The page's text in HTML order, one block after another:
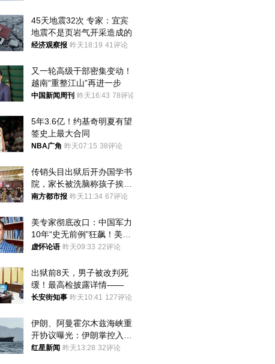
45天地震32次 专家：宜宾
地震不是页岩气开采造成的
经济观察报 昨天18:19 41评论
又一轮高级干部密集变动！
越南“重整江山”再进一步
中国新闻周刊 昨天16:43 78评论
5年3.6亿！约基奇明夏有望
签史上最大合同
NBA广角 昨天07:15 38评论
传销头目出狱后开办国学书
院，家长被洗脑称孩子挨打
才有效果
南方都市报 昨天11:34 67评论
美专家彻底改口：中国军力
10年“史无前例”狂飙！美军
真慌了
虚怀论语 昨天09:33 22评论
出狱前8天，男子被改判死
缓！最高检披露详情——
长安街知事 昨天10:41 127评论
伊朗、阿曼霍尔木兹海峡重
开协议曝光：伊朗掌控入湾
航道，与阿曼平分“服务费”
红星新闻 昨天13:28 32评论